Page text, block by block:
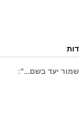
יעד בשם...":